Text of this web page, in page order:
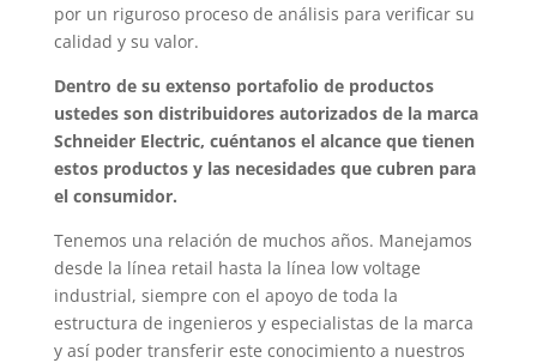
por un riguroso proceso de análisis para verificar su
calidad y su valor.
Dentro de su extenso portafolio de productos
ustedes son distribuidores autorizados de la marca
Schneider Electric, cuéntanos el alcance que tienen
estos productos y las necesidades que cubren para
el consumidor.
Tenemos una relación de muchos años. Manejamos
desde la línea retail hasta la línea low voltage
industrial, siempre con el apoyo de toda la
estructura de ingenieros y especialistas de la marca
y así poder transferir este conocimiento a nuestros